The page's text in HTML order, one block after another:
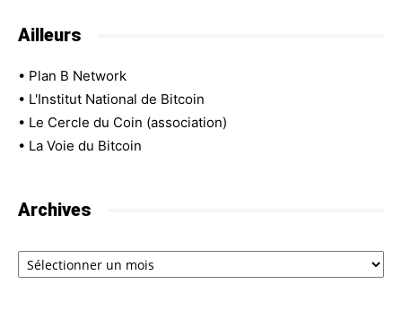
Ailleurs
• Plan B Network
• L'Institut National de Bitcoin
• Le Cercle du Coin (association)
• La Voie du Bitcoin
Archives
Archives